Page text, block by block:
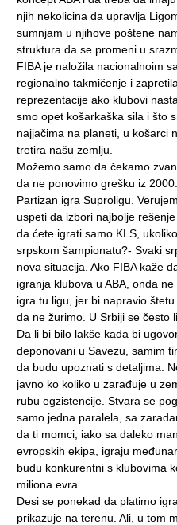
njih nekolicina da upravlja
sumnjam u njihove poštene
struktura da se promeni u
FIBA je naložila nacionalnoim
regionalno takmičenje i
reprezentacije ako klubovi
smo opet košarkaška sila i što
najjačima na planeti, u košarci
tretira našu zemlju.
Možemo samo da čekamo
da ne ponovimo grešku iz
Partizan igra Suproligu.
uspeti da izbori najbolje
da ćete igrati samo KLS,
srpskom šampionatu?- Svaki
nova situacija. Ako FIBA kaže
igranja klubova u ABA, onda
igra tu ligu, jer bi napravio
da ne žurimo. U Srbiji se često
Da li bi bilo lakše kada bi
deponovani u Savezu, samim
da budu upoznati s detaljima.
javno ko koliko u zarađuje u
rubu egzistencije. Stvara se
samo jedna paralela, sa
da ti momci, iako sa daleko
evropskih ekipa, igraju
budu konkurentni s klubovima
miliona evra.
Desi se ponekad da platimo
prikazuje na terenu. Ali, u tom